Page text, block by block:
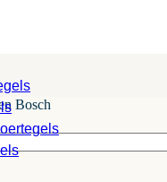
Bosch